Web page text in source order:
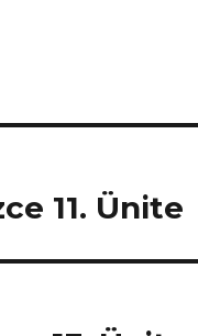
11. Ünite